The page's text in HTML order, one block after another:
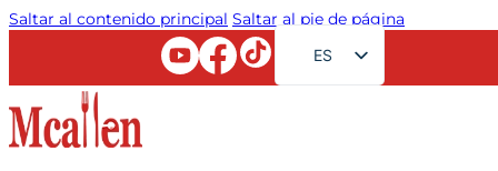
Saltar al contenido principal Saltar al pie de página
ES
EN